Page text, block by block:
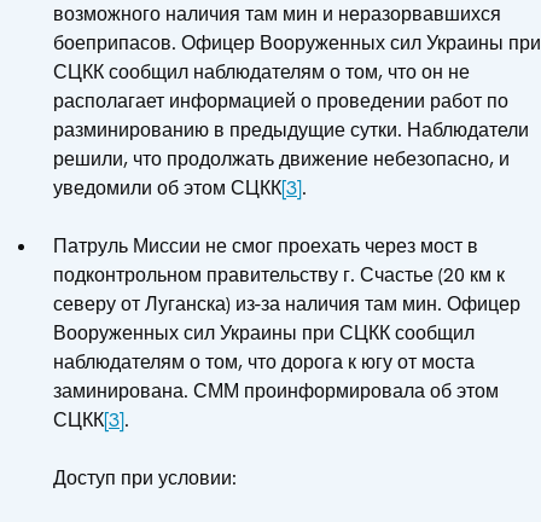
возможного наличия там мин и неразорвавшихся
боеприпасов. Офицер Вооруженных сил Украины при
СЦКК сообщил наблюдателям о том, что он не
располагает информацией о проведении работ по
разминированию в предыдущие сутки. Наблюдатели
решили, что продолжать движение небезопасно, и
уведомили об этом СЦКК[3].
Патруль Миссии не смог проехать через мост в
подконтрольном правительству г. Счастье (20 км к
северу от Луганска) из-за наличия там мин. Офицер
Вооруженных сил Украины при СЦКК сообщил
наблюдателям о том, что дорога к югу от моста
заминирована. СММ проинформировала об этом
СЦКК[3].
Доступ при условии: